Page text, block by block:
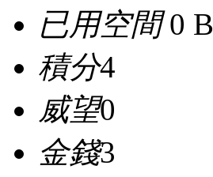
已用空間0 B
積分4
威望0
金錢3